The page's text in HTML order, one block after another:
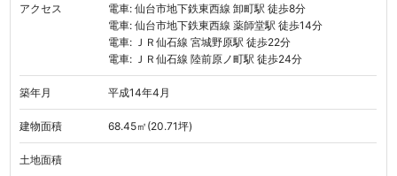
アクセス
電車: 仙台市地下鉄東西線 卸町駅 徒歩8分
電車: 仙台市地下鉄東西線 薬師堂駅 徒歩14分
電車: ＪＲ仙石線 宮城野原駅 徒歩22分
電車: ＪＲ仙石線 陸前原ノ町駅 徒歩24分
築年月 平成14年4月
建物面積 68.45㎡(20.71坪)
土地面積